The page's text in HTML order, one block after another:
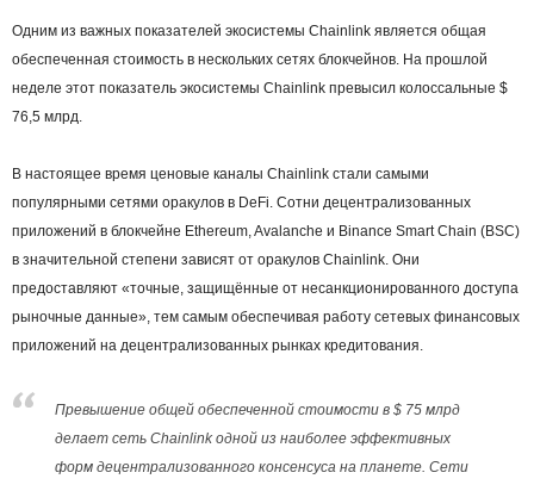
Одним из важных показателей экосистемы Chainlink является общая
обеспеченная стоимость в нескольких сетях блокчейнов. На прошлой
неделе этот показатель экосистемы Chainlink превысил колоссальные $
76,5 млрд.
В настоящее время ценовые каналы Chainlink стали самыми
популярными сетями оракулов в DeFi. Сотни децентрализованных
приложений в блокчейне Ethereum, Avalanche и Binance Smart Chain (BSC)
в значительной степени зависят от оракулов Chainlink. Они
предоставляют «точные, защищённые от несанкционированного доступа
рыночные данные», тем самым обеспечивая работу сетевых финансовых
приложений на децентрализованных рынках кредитования.
Превышение общей обеспеченной стоимости в $ 75 млрд
делает сеть Chainlink одной из наиболее эффективных
форм децентрализованного консенсуса на планете. Сети